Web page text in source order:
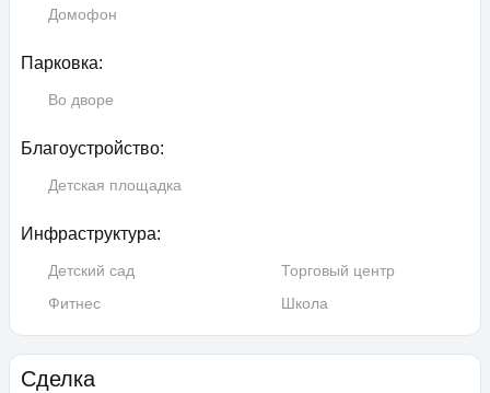
Домофон
Парковка:
Во дворе
Благоустройство:
Детская площадка
Инфраструктура:
Детский сад
Торговый центр
Фитнес
Школа
Сделка